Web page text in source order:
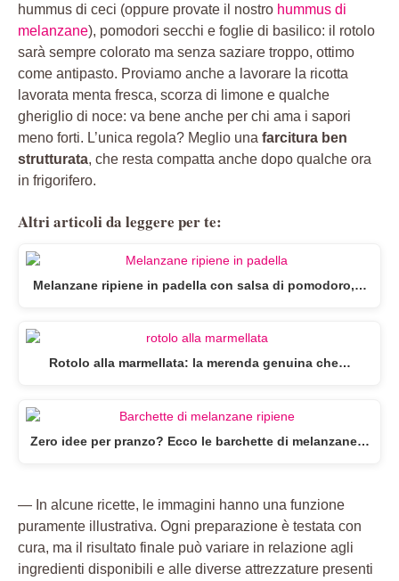
hummus di ceci (oppure provate il nostro hummus di
melanzane), pomodori secchi e foglie di basilico: il rotolo
sarà sempre colorato ma senza saziare troppo, ottimo
come antipasto. Proviamo anche a lavorare la ricotta
lavorata menta fresca, scorza di limone e qualche
gheriglio di noce: va bene anche per chi ama i sapori
meno forti. L’unica regola? Meglio una farcitura ben
strutturata, che resta compatta anche dopo qualche ora
in frigorifero.
Altri articoli da leggere per te:
Melanzane ripiene in padella con salsa di pomodoro,…
Rotolo alla marmellata: la merenda genuina che…
Zero idee per pranzo? Ecco le barchette di melanzane…
— In alcune ricette, le immagini hanno una funzione
puramente illustrativa. Ogni preparazione è testata con
cura, ma il risultato finale può variare in relazione agli
ingredienti disponibili e alle diverse attrezzature presenti